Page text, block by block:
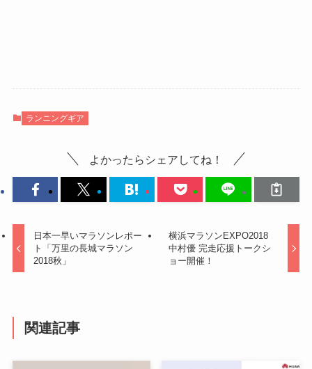
ランニングギア
よかったらシェアしてね！
日本一早いマラソンレポー
ト「万里の長城マラソン
2018秋」
横浜マラソンEXPO2018
中村優 完走応援トークシ
ョー開催！
関連記事